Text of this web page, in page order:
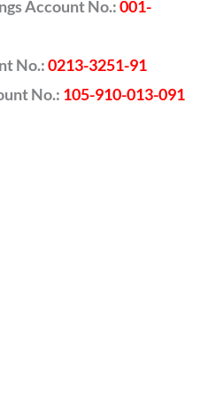
Account No.:001-
No.:0213-3251-91
No.: 105-910-013-091